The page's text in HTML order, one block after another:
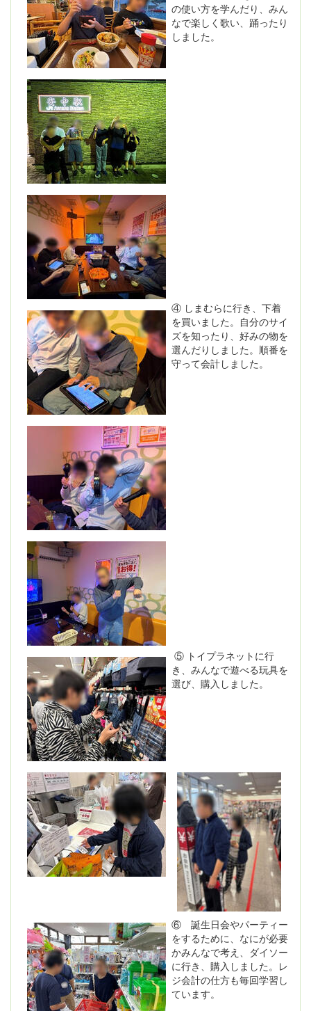
の使い方を学んだり、みん
なで楽しく歌い、踊ったり
しました。
④ しまむらに行き、下着
を買いました。自分のサイ
ズを知ったり、好みの物を
選んだりしました。順番を
守って会計しました。
⑤ トイプラネットに行
き、みんなで遊べる玩具を
選び、購入しました。
⑥ 誕生日会やパーティー
をするために、なにが必要
かみんなで考え、ダイソー
に行き、購入しました。レ
ジ会計の仕方も毎回学習し
ています。